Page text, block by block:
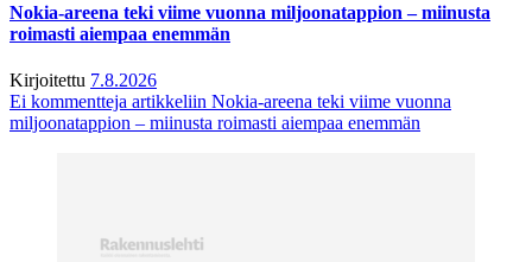
Nokia-areena teki viime vuonna miljoonatappion – miinusta
roimasti aiempaa enemmän
Kirjoitettu 7.8.2026
Ei kommentteja artikkeliin Nokia-areena teki viime vuonna
miljoonatappion – miinusta roimasti aiempaa enemmän